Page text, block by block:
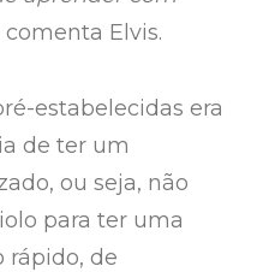
comenta Elvis.
estabelecidas era
de ter um
ou seja, não
para ter uma
rápido, de